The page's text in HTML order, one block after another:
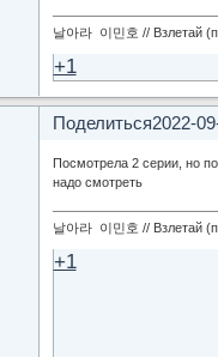
날아라 이민호 // Взлетай
+1
Поделиться2022-
Посмотрела 2 серии, но
надо смотреть
날아라 이민호 // Взлетай
+1